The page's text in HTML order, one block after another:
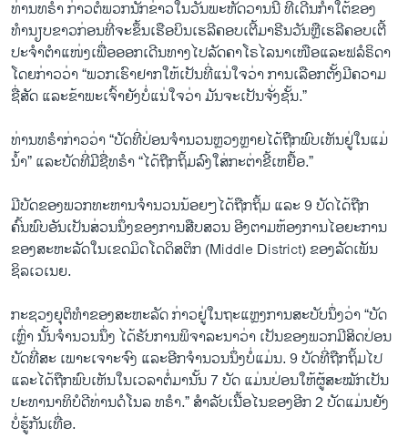
ພາສາຕ່າງໆ
ທ່ານທຣຳ ກ່າວຕໍ່ພວກນັກຂ່າວໃນວັນພະຫັດວານນີ້ ທີ່ເດີ່ນກ້ຳໃຕ້ຂອງ
ທຳນຽບຂາວກ່ອນທີ່ຈະຂຶ້ນເຮືອບິນເຮລີຄອບເຕີ້ມາຣີນວັນຫຼືເຮລີຄອບເຕີ້
ປະຈຳຕຳແໜ່ງເພື່ອອອກເດີນທາງໄປລັດຄາໂຣໄລນາເໜືອແລະຟລໍຣິດາ
ໂດຍກ່າວວ່າ “ພວກເຮົາຢາກໃຫ້ເປັນທີ່ແນ່ໃຈວ່າ ການເລືອກຕັ້ງມີຄວາມ
ຊື່ສັດ ແລະຂ້າພະເຈົ້າຍັງບໍ່ແນ່ໃຈວ່າ ມັນຈະເປັນຈັ່ງຊັ້ນ.”
ທ່ານທຣຳກ່າວວ່າ “ບັດທີ່ປ່ອນຈຳນວນຫຼວງຫຼາຍໄດ້ຖືກພົບເຫັນຢູ່ໃນແມ່
ນ້ຳ” ແລະບັດທີ່ມີຊື່ທຣຳ “ໄດ້ຖືກຖິ້ມລົງໃສ່ກະຕ່າຂີ້ເຫຍື້ອ.”
ມີບັດຂອງພວກທະຫານຈຳນວນນ້ອຍໆໄດ້ຖືກຖິ້ມ ແລະ 9 ບັດໄດ້ຖືກ
ຄົ້ນພົບອັນເປັນສ່ວນນຶ່ງຂອງການສືບສວນ ອີງຕາມຫ້ອງການໄອຍະການ
ຂອງສະຫະລັດໃນເຂດມິດໂດດິສຕິກ (Middle District) ຂອງລັດເພັນ
ຊິລເວເນຍ.
ກະຊວງຍຸຕິທຳຂອງສະຫະລັດ ກ່າວຢູ່ໃນຖະແຫຼງການສະບັບນຶ່ງວ່າ “ບັດ
ເຫຼົ່າ ນັ້ນຈຳນວນນຶ່ງ ໄດ້ຮັບການພິຈາລະນາວ່າ ເປັນຂອງພວກມີສິດປ່ອນ
ບັດທີ່ສະ ເພາະເຈາະຈົງ ແລະອີກຈຳນວນນຶ່ງບໍ່ແມ່ນ. 9 ບັດທີ່ຖືກຖິ້ມໄປ
ແລະໄດ້ຖືກພົບເຫັນໃນເວລາຕໍ່ມານັ້ນ 7 ບັດ ແມ່ນປ່ອນໃຫ້ຜູ້ສະໝັກເປັນ
ປະທານາທິບໍດີທ່ານດໍໂນລ ທຣຳ.” ສຳລັບເນື້ອໄນຂອງອີກ 2 ບັດແມ່ນຍັງ
ບໍ່ຮູ້ກັນເທື່ອ.